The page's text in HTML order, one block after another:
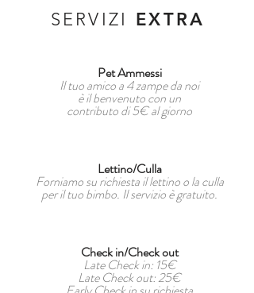
SERVIZI EXTRA
Pet Ammessi
Il tuo amico a 4 zampe da noi
è il benvenuto con un
contributo di 5€ al giorno
Lettino/Culla
Forniamo su richiesta il lettino o la culla
per il tuo bimbo. Il servizio è gratuito.
Check in/Check out
Late Check in: 15€
Late Check out: 25€